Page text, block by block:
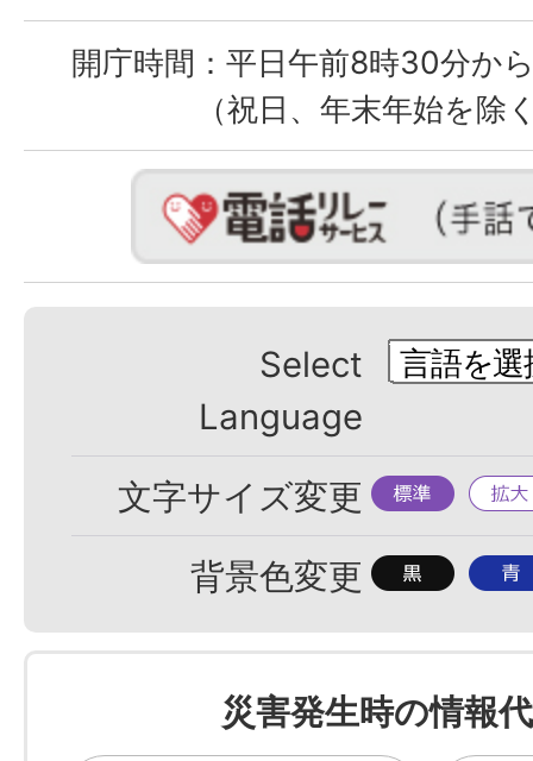
開庁時間： 平日午前8時30分か
（祝日、年末年始を除
Select
Language
文字サイズ変更 標
準
拡
大
背景色変更 背
色
を
黒
背
色
を
青
災害発生時の情報